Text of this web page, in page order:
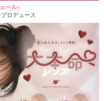
ール）
ロデュース